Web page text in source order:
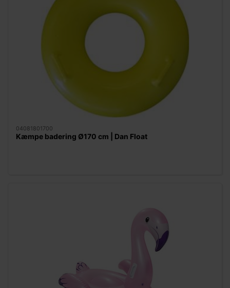
04081801700
Kæmpe badering Ø170 cm | Dan Float